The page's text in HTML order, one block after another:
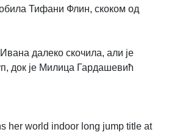
Тифани Флин, скоком од
Ивана далеко скочила, али је
док је Милица Гардашевић
her world indoor long jump title at